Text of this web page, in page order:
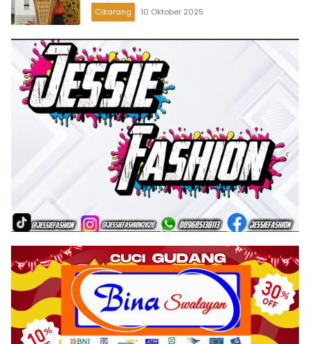
Cikarang 10 Oktober 2025